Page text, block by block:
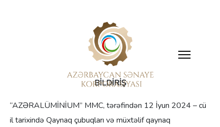
BİLDİRİŞ
“AZƏRALÜMİNİUM” MMC, tərəfindən 12 İyun 2024 – cü
il tarixində Qaynaq çubuqları və müxtəlif qaynaq